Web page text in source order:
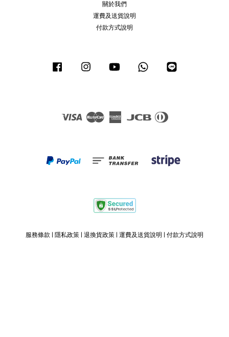
關於我們
運費及送貨說明
付款方式說明
Facebook Instagram YouTube Whatsapp
Visa Master
American
JCB
Diners
服務條款 隱私政策 退換貨政策 運費及送貨說明 付款方式說明